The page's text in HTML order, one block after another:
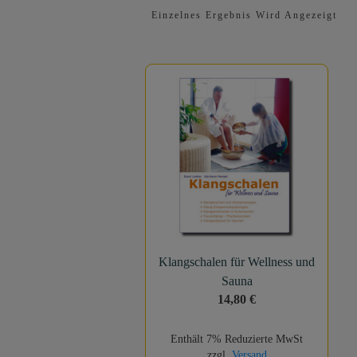
Einzelnes Ergebnis Wird Angezeigt
Klangschalen für Wellness und
Sauna
14,80€
Enthält 7% Reduzierte MwSt